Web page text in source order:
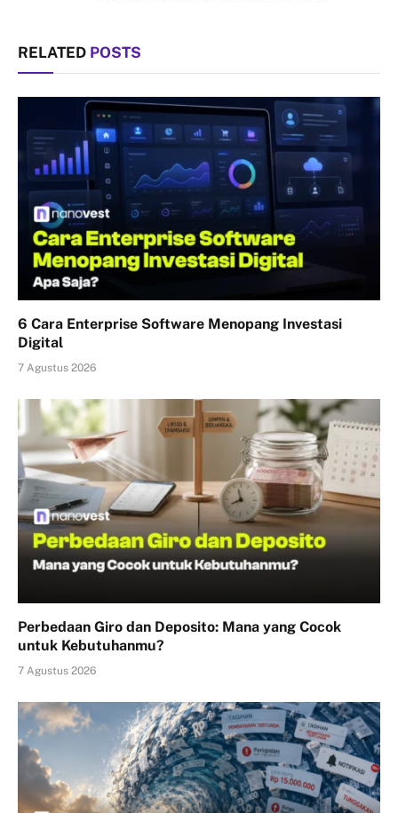
RELATED POSTS
6 Cara Enterprise Software Menopang Investasi
Digital
7 Agustus 2026
Perbedaan Giro dan Deposito: Mana yang Cocok
untuk Kebutuhanmu?
7 Agustus 2026